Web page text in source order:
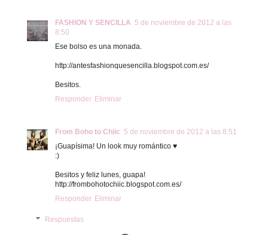
FASHION Y SENCILLA 5 de noviembre de 2012 a las
8:50
Ese bolso es una monada.
http://antesfashionquesencilla.blogspot.com.es/
Besitos.
Responder Eliminar
From Boho to Chiic 5 de noviembre de 2012 a las 8:51
¡Guapísima! Un look muy romántico ♥
:)
Besitos y feliz lunes, guapa!
http://frombohotochiic.blogspot.com.es/
Responder Eliminar
Respuestas